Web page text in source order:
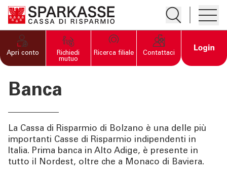
Apre la
Apre il
PRIVATI E FAMIGLIE
SERVIZI IMPRESE
Apri conto
Richiedi
mutuo
Ricerca filiale Contattaci Open
Banca
La Cassa di Risparmio di Bolzano è una delle più
importanti Casse di Risparmio indipendenti in
Italia. Prima banca in Alto Adige, è presente in
tutto il Nordest, oltre che a Monaco di Baviera.